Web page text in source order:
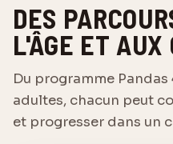
DES
L'ÂGE ET
Du programme
adultes, chacun peut
et progresser dans un